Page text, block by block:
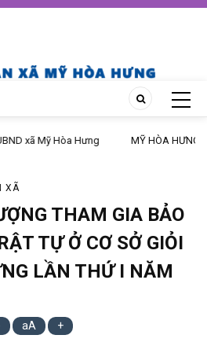
QUẢ CÔNG TÁC PHỔ BIẾN, GIÁO DỤC
XÃ
THAM GIA BẢO
TỰ Ở CƠ SỞ GIỎI
LẦN THỨ I NĂM
aA +